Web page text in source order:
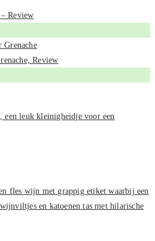
Review
Review